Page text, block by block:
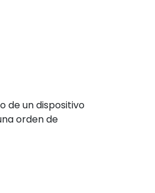
de un dispositivo
orden de